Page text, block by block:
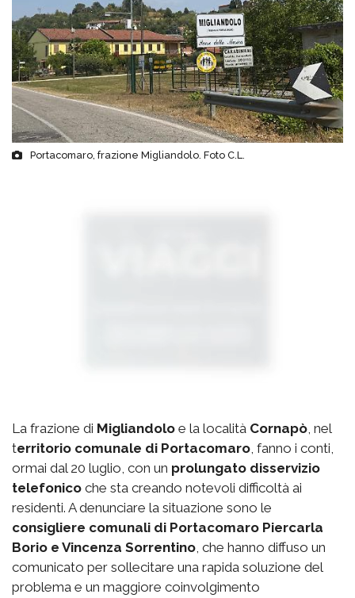
Portacomaro, frazione Migliandolo. Foto C.L.
La frazione di Migliandolo e la località Cornapò, nel
territorio comunale di Portacomaro, fanno i conti,
ormai dal 20 luglio, con un prolungato disservizio
telefonico che sta creando notevoli difficoltà ai
residenti. A denunciare la situazione sono le
consigliere comunali di Portacomaro Piercarla
Borio e Vincenza Sorrentino, che hanno diffuso un
comunicato per sollecitare una rapida soluzione del
problema e un maggiore coinvolgimento